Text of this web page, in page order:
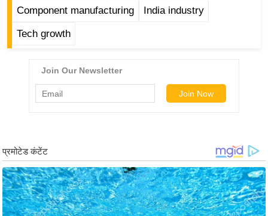
ज
ज
हॉ
ली
वु
ड
Component manufacturing India industry
Tech growth